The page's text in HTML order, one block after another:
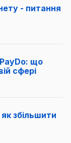
- питання
що
сфері
збільшити